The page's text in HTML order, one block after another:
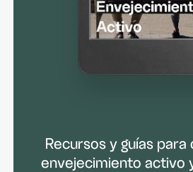
Recursos y guías para
envejecimiento activo